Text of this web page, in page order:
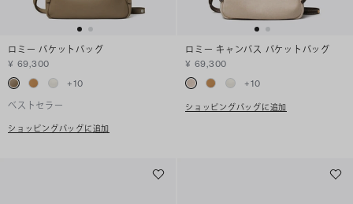
ロミー バケットバッグ
¥ 69,300
+10
ベストセラー
ショッピングバッグに追加
ロミー キャンバス バケットバッグ
¥ 69,300
+10
ショッピングバッグに追加